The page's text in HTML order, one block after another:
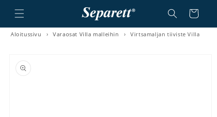
ja siirry sisältöön Ostoskori
Aloitussivu › Varaosat Villa malleihin › Virtsamaljan tiiviste Villa
tuotetietoihin